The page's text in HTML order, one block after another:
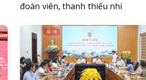
đoàn viên, thanh thiếu nhi